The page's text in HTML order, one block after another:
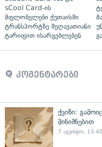
sCool Card-ის
მფლობელები ქუთაისში
ტრანსპორტზე შეღავათიანი
ტარიფით ისარგებლებენ
კომენტარები
ქვიზი:
მინიშნებით
7 აგვისტო, 13:40